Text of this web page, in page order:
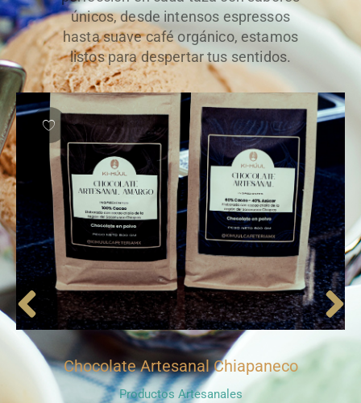
únicos, desde intensos espressos
hasta suave café orgánico, estamos
listos para despertar tus sentidos.
Chocolate Artesanal Chiapaneco
Productos Artesanales